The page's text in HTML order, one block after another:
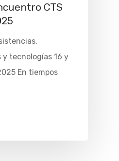
CTS
tecnologías 16 y
En tiempos
Inicio
Acerca De
Contacto